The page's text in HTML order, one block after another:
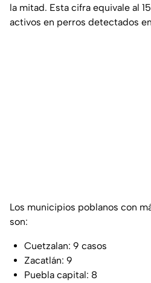
la mitad. Esta cifra equivale al
activos en perros detectados
Los municipios poblanos con
son:
Cuetzalan: 9 casos
Zacatlán: 9
Puebla capital: 8